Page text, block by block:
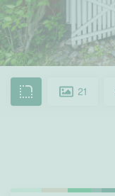
21